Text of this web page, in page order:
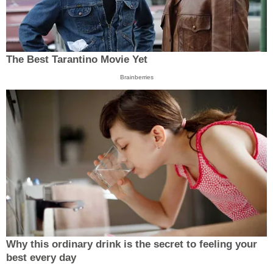
The Best Tarantino Movie Yet
Brainberries
Why this ordinary drink is the secret to feeling your
best every day